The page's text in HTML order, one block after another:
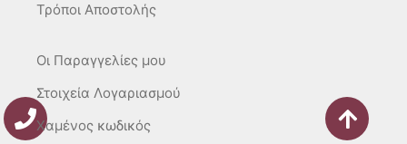
Τρόποι Αποστολής
Οι Παραγγελίες μου
Στοιχεία Λογαριασμού
Χαμένος κωδικός